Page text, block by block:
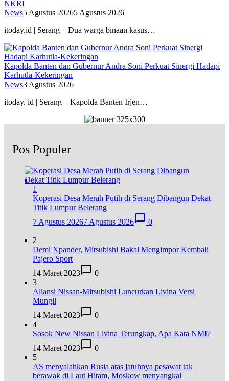
NKRI
News5 Agustus 20265 Agustus 2026
itoday.id | Serang – Dua warga binaan kasus…
Kapolda Banten dan Gubernur Andra Soni Perkuat Sinergi Hadapi
Karhutla-Kekeringan
News3 Agustus 2026
itoday. id | Serang – Kapolda Banten Irjen…
Pos Populer
1
Koperasi Desa Merah Putih di Serang Dibangun Dekat
Titik Lumpur Belerang
7 Agustus 20267 Agustus 2026 0
2
Demi Xpander, Mitsubishi Bakal Mengimpor Kembali
Pajero Sport
14 Maret 2023
0
3
Aliansi Nissan-Mitsubishi Luncurkan Livina Versi
Mungil
14 Maret 2023
0
4
Sosok New Nissan Livina Terungkap, Apa Kata NMI?
14 Maret 2023
0
5
AS menyalahkan Rusia atas jatuhnya pesawat tak
berawak di Laut Hitam, Moskow menyangkal